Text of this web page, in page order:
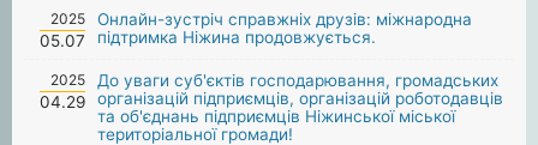
2025
05.07
Онлайн-зустріч справжніх друзів: міжнародна
підтримка Ніжина продовжується.
2025
04.29
До уваги суб'єктів господарювання, громадських
організацій підприємців, організацій роботодавців
та об'єднань підприємців Ніжинської міської
територіальної громади!